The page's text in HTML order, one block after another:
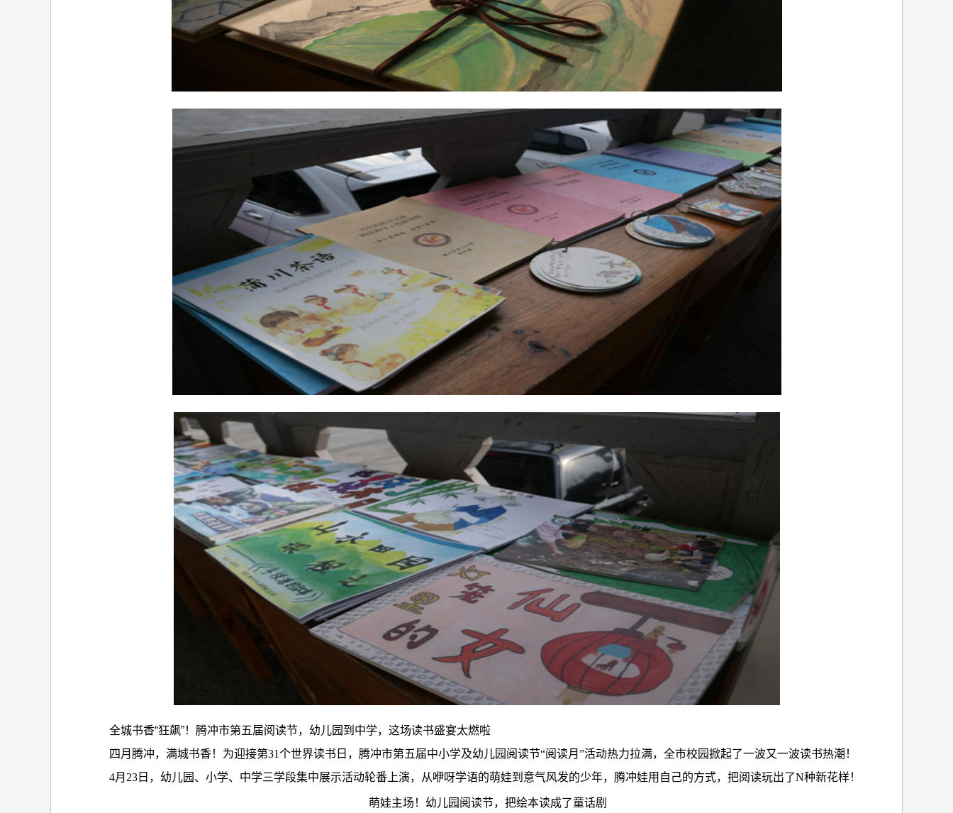
全城书香“狂飙”！腾冲市第五届阅读节，幼儿园到中学，这场读书盛宴太燃啦
四月腾冲，满城书香！为迎接第31个世界读书日，腾冲市第五届中小学及幼儿园阅读节“阅读月”活动热力拉满，全市校园掀起了一波又一波读书热潮！
4月 23 日，幼儿园、小学、中学三学段集中展示活动轮番上演，从咿呀学语的萌娃到意气风发的少年，腾冲娃用自己的方式，把阅读玩出了N种新花样！
萌娃主场！幼儿园阅读节，把绘本读成了童话剧